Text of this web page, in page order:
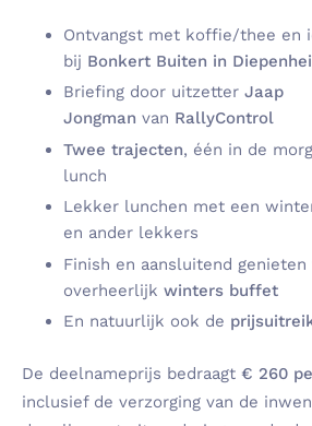
Ontvangst met koffie/thee en
bij Bonkert Buiten in
Briefing door uitzetter Jaap
Jongman van RallyControl
Twee trajecten, één in de
lunch
Lekker lunchen met een
en ander lekkers
Finish en aansluitend genieten
overheerlijk winters buffet
En natuurlijk ook de
De deelnameprijs bedraagt € 260
inclusief de verzorging van de